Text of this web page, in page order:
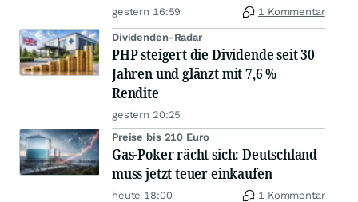
gestern 16:59 1 Kommentar
Dividenden-Radar
PHP steigert die Dividende seit 30
Jahren und glänzt mit 7,6 %
Rendite
gestern 20:25
Preise bis 210 Euro
Gas-Poker rächt sich: Deutschland
muss jetzt teuer einkaufen
heute 18:00 1 Kommentar